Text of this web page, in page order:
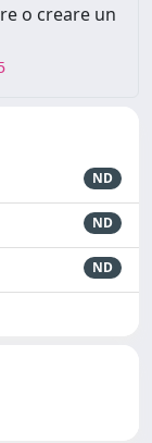
o creare un
ND
ND
ND